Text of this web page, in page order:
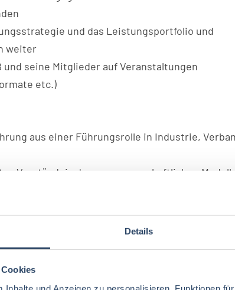
Details
und das Leistungsportfolio und
weiter
und seine Mitglieder auf Veranstaltungen
etc.)
aus einer Führungsrolle in Industrie,
Verständnis des genossenschaftlichen Modells,
kennen auch die Milchwirtschaft und
der Energie- und Klimapolitik
in der Verbandsarbeit, Interessenvertretung
mit souveränem Auftreten,
und Moderationseigenschaften,